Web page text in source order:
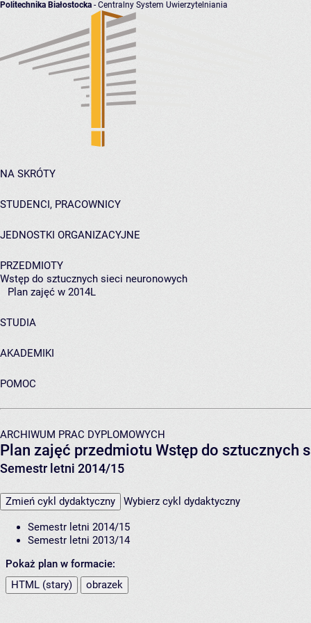
Politechnika Białostocka - Centralny System Uwierzytelniania
NA SKRÓTY
STUDENCI, PRACOWNICY
JEDNOSTKI ORGANIZACYJNE
PRZEDMIOTY
Wstęp do sztucznych sieci neuronowych
Plan zajęć w 2014L
STUDIA
AKADEMIKI
POMOC
ARCHIWUM PRAC DYPLOMOWYCH
Plan zajęć przedmiotu Wstęp do sztucznych
Semestr letni 2014/15
Zmień cykl dydaktyczny Wybierz cykl dydaktyczny
Semestr letni 2014/15
Semestr letni 2013/14
Pokaż plan w formacie:
HTML (stary)
obrazek